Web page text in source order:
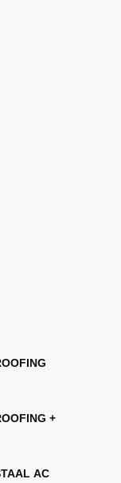
+
AC